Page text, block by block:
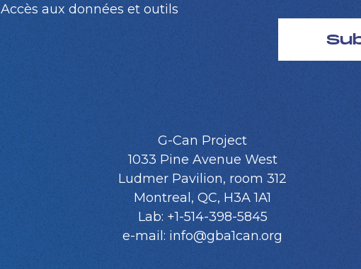
Accès aux données et outils
G-Can Project
1033 Pine Avenue West
Ludmer Pavilion, room 312
Montreal, QC, H3A 1A1
Lab: +1-514-398-5845
e-mail: info@gba1can.org